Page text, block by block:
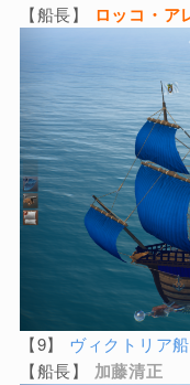
【船長】
ロッコ・ア
【9】 ヴィクトリア船
【船長】 加藤清正